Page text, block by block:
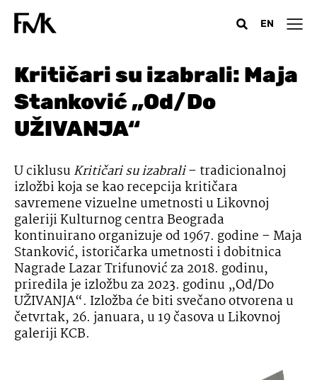
EN
Kritičari su izabrali: Maja
Stanković „Od/Do
UŽIVANJA“
U ciklusu Kritičari su izabrali– tradicionalnoj
izložbi koja se kao recepcija kritičara
savremene vizuelne umetnosti u Likovnoj
galeriji Kulturnog centra Beograda
kontinuirano organizuje od 1967. godine – Maja
Stanković, istoričarka umetnosti i dobitnica
Nagrade Lazar Trifunović za 2018. godinu,
priredila je izložbu za 2023. godinu „Od/Do
UŽIVANJA“. Izložba će biti svečano otvorena u
četvrtak, 26. januara, u 19 časova u Likovnoj
galeriji KCB.